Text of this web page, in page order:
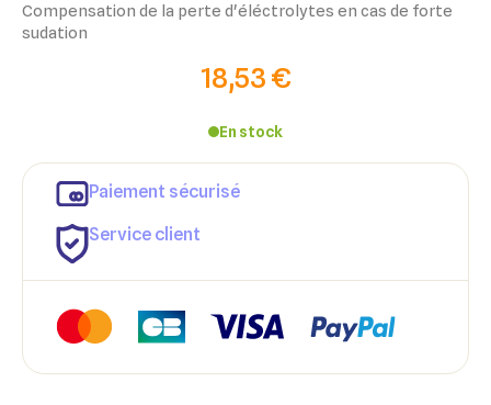
Compensation de la perte d'éléctrolytes en cas de forte
sudation
18,53 €
En stock
Paiement sécurisé
Service client